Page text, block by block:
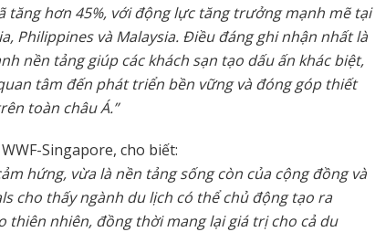
tăng hơn 45%, với động lực tăng trưởng mạnh mẽ tại
Philippines và Malaysia. Điều đáng ghi nhận nhất là
nền tảng giúp các khách sạn tạo dấu ấn khác biệt,
tâm đến phát triển bền vững và đóng góp thiết
toàn châu Á.”
Singapore, cho biết:
hứng, vừa là nền tảng sống còn của cộng đồng và
cho thấy ngành du lịch có thể chủ động tạo ra
thiên nhiên, đồng thời mang lại giá trị cho cả du